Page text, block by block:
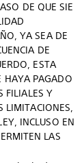
DE QUE SIE
YA SEA DE
DE
ESTA
HAYA PAGADO
FILIALES Y
LIMITACIONES,
INCLUSO EN
LAS